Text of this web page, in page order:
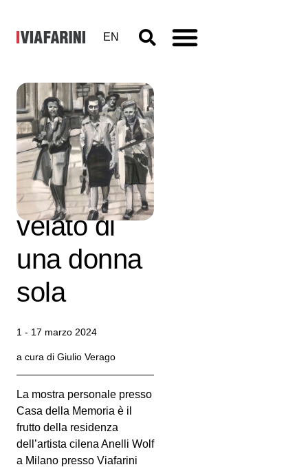
EN
Anelys
Wolf, Il
riflesso
velato di
una donna
sola
1 - 17 marzo 2024
a cura di Giulio Verago
La mostra personale presso
Casa della Memoria è il
frutto della residenza
dell’artista cilena Anelli Wolf
a Milano presso Viafarini